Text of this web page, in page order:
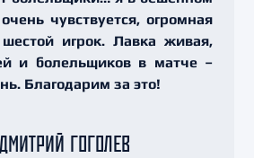
чувствуется, огромная
игрок. Лавка живая,
и болельщиков в матче –
Благодарим за это!
ДМИТРИЙ ГОГОЛЕВ